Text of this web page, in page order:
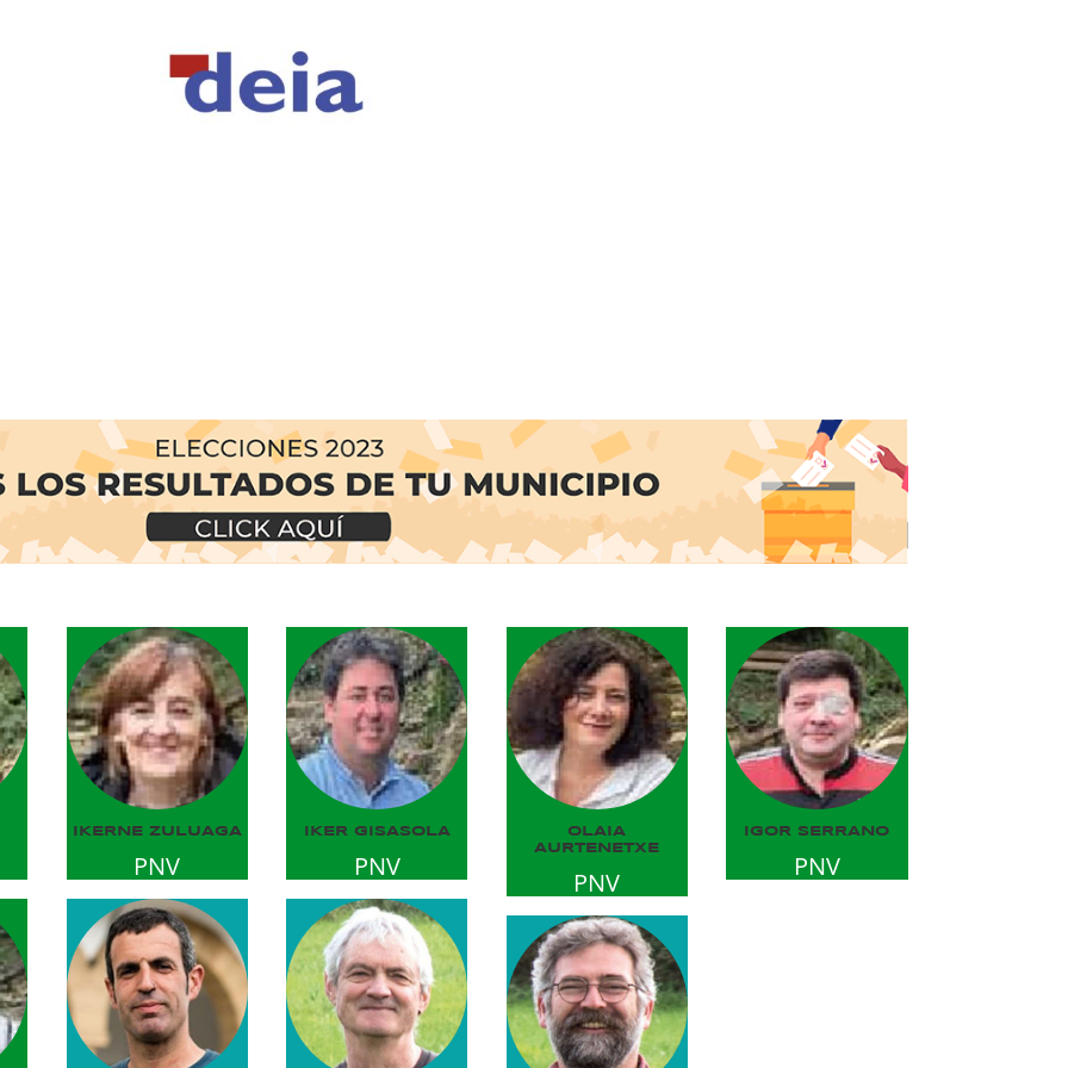
IKERNE ZULUAGA
PNV
IKER GISASOLA
PNV
OLAIA
AURTENETXE
PNV
IGOR SERRANO
PNV